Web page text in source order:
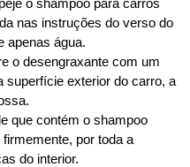
o shampoo para carros
nas instruções do verso do
apenas água.
o desengraxante com um
superfície exterior do carro, a
que contém o shampoo
por toda a
do interior.